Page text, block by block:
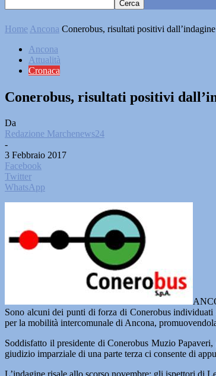
Home Ancona Conerobus, risultati positivi
Ancona
Attualità
Cronaca
Conerobus, risultati positivi
Da
Redazione Marchenews24
-
3 Febbraio 2017
Facebook
Twitter
WhatsApp
Sono alcuni dei punti di forza di Conerobus individuati
per la mobilità intercomunale di Ancona,
Soddisfatto il presidente di Conerobus Muzio
giudizio imparziale di una parte terza ci consente di
L’indagine risale allo scorso novembre: gli ispettori di